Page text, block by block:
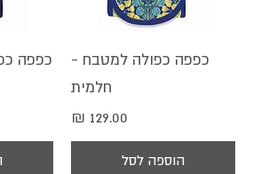
כפפה כפולה למטבח -
חלמית
מחיר
הוספה לסל
כפפה